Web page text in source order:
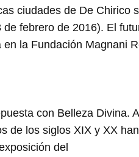
ciudades de De Chirico
febrero de 2016). El
la Fundación Magnani
con Belleza Divina.
de los siglos XIX y XX
del